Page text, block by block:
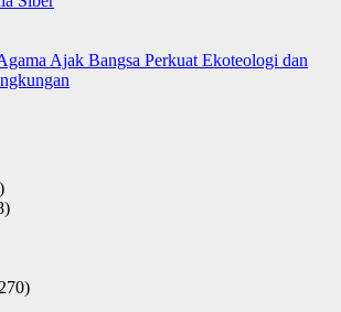
Ajak Bangsa Perkuat Ekoteologi dan